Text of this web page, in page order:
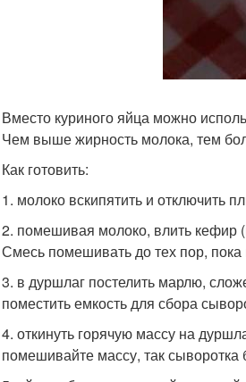
Вместо куриного яйца можно
Чем выше жирность молока, тем
Как готовить:
1. молоко вскипятить и отключить
2. помешивая молоко, влить кефир
Смесь помешивать до тех пор, пока
3. в дуршлаг постелить марлю,
поместить емкость для сбора
4. откинуть горячую массу на
помешивайте массу, так